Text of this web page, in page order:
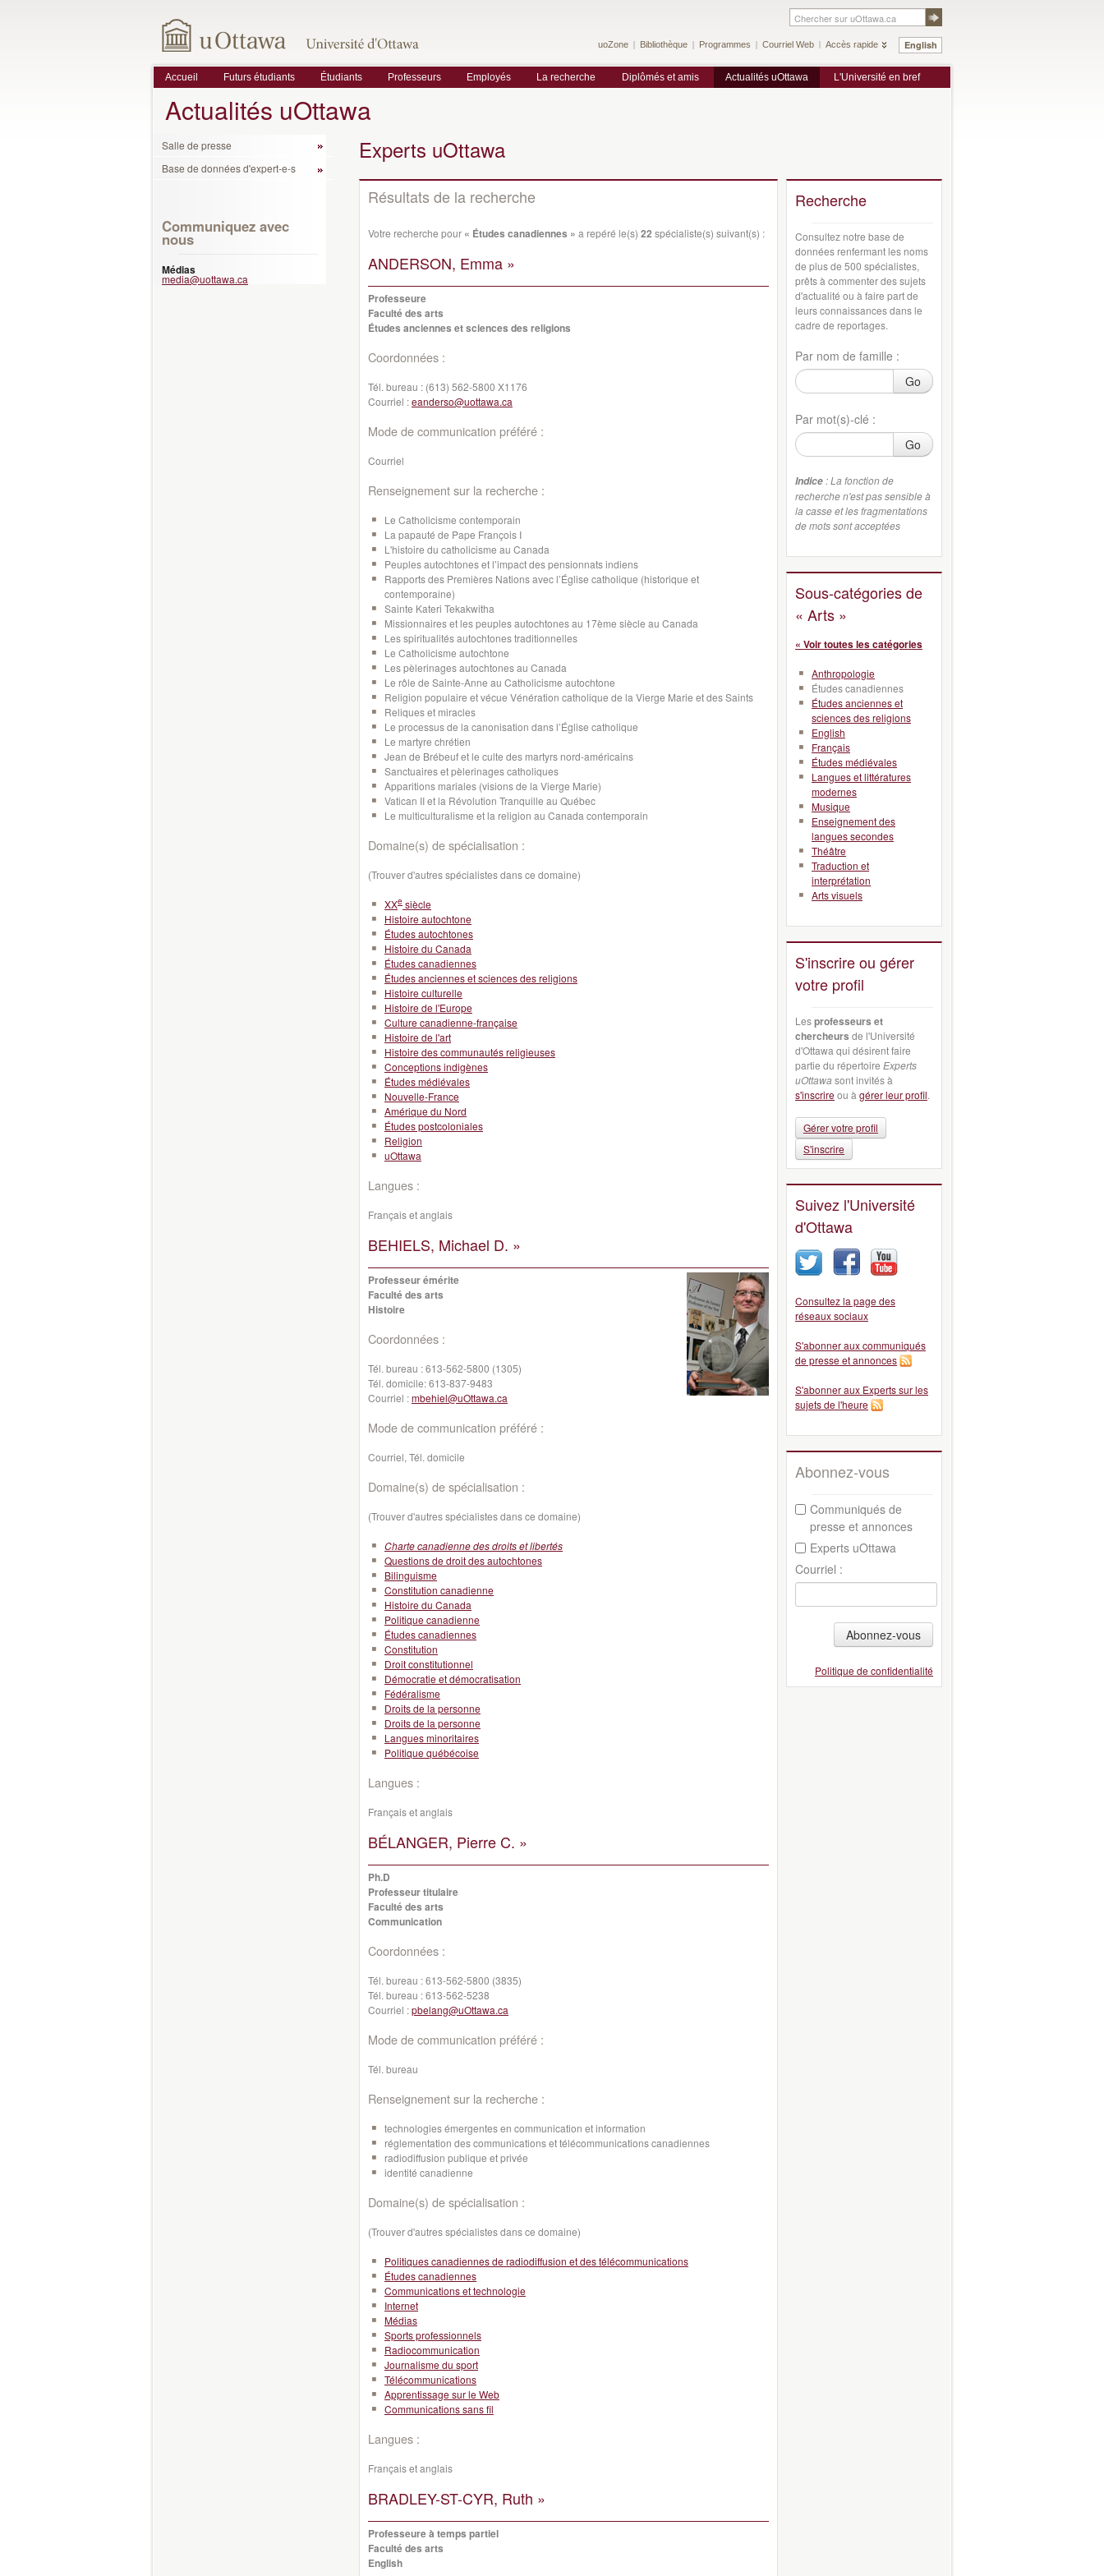
English
uoZone Bibliothèque Programmes Courriel Web Accès rapide
Accueil Futurs étudiants Étudiants Professeurs Employés La recherche Diplômés et amis Actualités uOttawa L'Université en bref
Actualités uOttawa
Salle de presse
Base de données d'expert-e-s
Communiquez avec
nous
Médias
media@uottawa.ca
Experts uOttawa
Résultats de la recherche
Votre recherche pour « Études canadiennes » a repéré le(s) 22 spécialiste(s) suivant(s) :
ANDERSON, Emma »
Professeure
Faculté des arts
Études anciennes et sciences des religions
Coordonnées :
Tél. bureau : (613) 562-5800 X1176
Courriel :eanderso@uottawa.ca
Mode de communication préféré :
Courriel
Renseignement sur la recherche :
Le Catholicisme contemporain
La papauté de Pape François I
L'histoire du catholicisme au Canada
Peuples autochtones et l’impact des pensionnats indiens
Rapports des Premières Nations avec l’Église catholique (historique et
contemporaine)
Sainte Kateri Tekakwitha
Missionnaires et les peuples autochtones au 17ème siècle au Canada
Les spiritualités autochtones traditionnelles
Le Catholicisme autochtone
Les pèlerinages autochtones au Canada
Le rôle de Sainte-Anne au Catholicisme autochtone
Religion populaire et vécue Vénération catholique de la Vierge Marie et des Saints
Reliques et miracles
Le processus de la canonisation dans l’Église catholique
Le martyre chrétien
Jean de Brébeuf et le culte des martyrs nord-américains
Sanctuaires et pèlerinages catholiques
Apparitions mariales (visions de la Vierge Marie)
Vatican II et la Révolution Tranquille au Québec
Le multiculturalisme et la religion au Canada contemporain
Domaine(s) de spécialisation :
(Trouver d'autres spécialistes dans ce domaine)
XXe siècle
Histoire autochtone
Études autochtones
Histoire du Canada
Études canadiennes
Études anciennes et sciences des religions
Histoire culturelle
Histoire de l'Europe
Culture canadienne-française
Histoire de l'art
Histoire des communautés religieuses
Conceptions indigènes
Études médiévales
Nouvelle-France
Amérique du Nord
Études postcoloniales
Religion
uOttawa
Langues :
Français et anglais
BEHIELS, Michael D. »
Professeur émérite
Faculté des arts
Histoire
Coordonnées :
Tél. bureau :613-562-5800 (1305)
Tél. domicile:613-837-9483
Courriel :mbehiel@uOttawa.ca
Mode de communication préféré :
Courriel, Tél. domicile
Domaine(s) de spécialisation :
(Trouver d'autres spécialistes dans ce domaine)
Charte canadienne des droits et libertés
Questions de droit des autochtones
Bilinguisme
Constitution canadienne
Histoire du Canada
Politique canadienne
Études canadiennes
Constitution
Droit constitutionnel
Démocratie et démocratisation
Fédéralisme
Droits de la personne
Droits de la personne
Langues minoritaires
Politique québécoise
Langues :
Français et anglais
BÉLANGER, Pierre C. »
Ph.D
Professeur titulaire
Faculté des arts
Communication
Coordonnées :
Tél. bureau :613-562-5800 (3835)
Tél. bureau :613-562-5238
Courriel :pbelang@uOttawa.ca
Mode de communication préféré :
Tél. bureau
Renseignement sur la recherche :
technologies émergentes en communication et information
réglementation des communications et télécommunications canadiennes
radiodiffusion publique et privée
identité canadienne
Domaine(s) de spécialisation :
(Trouver d'autres spécialistes dans ce domaine)
Politiques canadiennes de radiodiffusion et des télécommunications
Études canadiennes
Communications et technologie
Internet
Médias
Sports professionnels
Radiocommunication
Journalisme du sport
Télécommunications
Apprentissage sur le Web
Communications sans fil
Langues :
Français et anglais
BRADLEY-ST-CYR, Ruth »
Professeure à temps partiel
Faculté des arts
English
Recherche
Consultez notre base de
données renfermant les noms
de plus de 500 spécialistes,
prêts à commenter des sujets
d'actualité ou à faire part de
leurs connaissances dans le
cadre de reportages.
Par nom de famille :
Go
Par mot(s)-clé :
Go
Indice : La fonction de
recherche n'est pas sensible à
la casse et les fragmentations
de mots sont acceptées
Sous-catégories de
« Arts »
« Voir toutes les catégories
Anthropologie
Études canadiennes
Études anciennes et
sciences des religions
English
Français
Études médiévales
Langues et littératures
modernes
Musique
Enseignement des
langues secondes
Théâtre
Traduction et
interprétation
Arts visuels
S'inscrire ou gérer
votre profil
Lesprofesseurs et
chercheurs de l'Université
d'Ottawa qui désirent faire
partie du répertoire Experts
uOttawa sont invités à
s'inscrireou à gérer leur profil.
Gérer votre profil
S'inscrire
Suivez l'Université
d'Ottawa
Consultez la page des
réseaux sociaux
S'abonner aux communiqués
de presse et annonces
S'abonner aux Experts sur les
sujets de l'heure
Abonnez-vous
Communiqués de
presse et annonces
Experts uOttawa
Courriel :
Abonnez-vous
Politique de confidentialité